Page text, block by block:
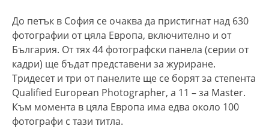
До петък в София се очаква да пристигнат над 630
фотографии от цяла Европа, включително и от
България. От тях 44 фотографски панела (серии от
кадри) ще бъдат представени за журиране.
Тридесет и три от панелите ще се борят за степента
Qualified European Photographer, а 11 – за Master.
Към момента в цяла Европа има едва около 100
фотографи с тази титла.